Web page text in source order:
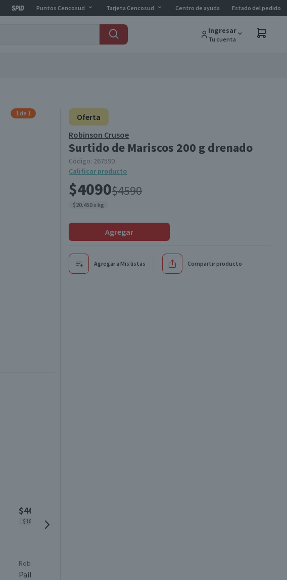
Puntos Cencosud Tarjeta Cencosud Centro de ayuda Estado del pedido
Ingresar
Tu cuenta
Oferta
Robinson Crusoe
Surtido de Mariscos 200 g drenado
Código: 267590
Calificar producto
$4090$4590
$20.450 x kg
Agregar
Agregar a Mis listas Compartir producto
1 de 1
$4050
$18.409 x kg
Robinson Crusoe
Paila Marina 425 g